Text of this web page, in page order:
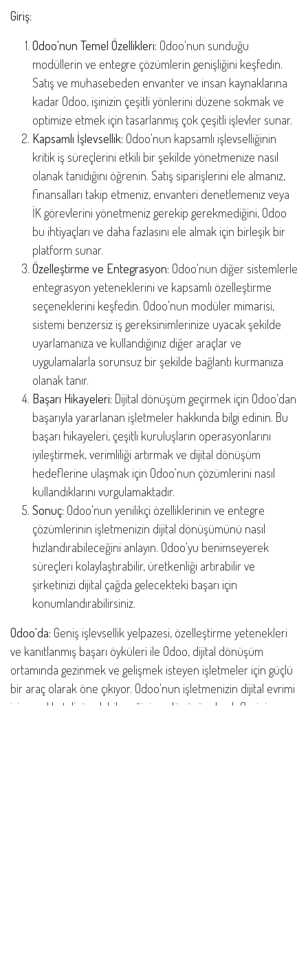
Giriş:
Odoo'nun Temel Özellikleri: Odoo'nun sunduğu
modüllerin ve entegre çözümlerin genişliğini keşfedin.
Satış ve muhasebeden envanter ve insan kaynaklarına
kadar Odoo, işinizin çeşitli yönlerini düzene sokmak ve
optimize etmek için tasarlanmış çok çeşitli işlevler sunar.
Kapsamlı İşlevsellik: Odoo'nun kapsamlı işlevselliğinin
kritik iş süreçlerini etkili bir şekilde yönetmenize nasıl
olanak tanıdığını öğrenin. Satış siparişlerini ele almanız,
finansalları takip etmeniz, envanteri denetlemeniz veya
İK görevlerini yönetmeniz gerekip gerekmediğini, Odoo
bu ihtiyaçları ve daha fazlasını ele almak için birleşik bir
platform sunar.
Özelleştirme ve Entegrasyon: Odoo'nun diğer sistemlerle
entegrasyon yeteneklerini ve kapsamlı özelleştirme
seçeneklerini keşfedin. Odoo'nun modüler mimarisi,
sistemi benzersiz iş gereksinimlerinize uyacak şekilde
uyarlamanıza ve kullandığınız diğer araçlar ve
uygulamalarla sorunsuz bir şekilde bağlantı kurmanıza
olanak tanır.
Başarı Hikayeleri: Dijital dönüşüm geçirmek için Odoo'dan
başarıyla yararlanan işletmeler hakkında bilgi edinin. Bu
başarı hikayeleri, çeşitli kuruluşların operasyonlarını
iyileştirmek, verimliliği artırmak ve dijital dönüşüm
hedeflerine ulaşmak için Odoo'nun çözümlerini nasıl
kullandıklarını vurgulamaktadır.
Sonuç: Odoo'nun yenilikçi özelliklerinin ve entegre
çözümlerinin işletmenizin dijital dönüşümünü nasıl
hızlandırabileceğini anlayın. Odoo'yu benimseyerek
süreçleri kolaylaştırabilir, üretkenliği artırabilir ve
şirketinizi dijital çağda gelecekteki başarı için
konumlandırabilirsiniz.
Odoo'da: Geniş işlevsellik yelpazesi, özelleştirme yetenekleri
ve kanıtlanmış başarı öyküleri ile Odoo, dijital dönüşüm
ortamında gezinmek ve gelişmek isteyen işletmeler için güçlü
bir araç olarak öne çıkıyor. Odoo'nun işletmenizin dijital evrimi
için nasıl katalizör olabileceğini ve dönüşüm hedeflerinize